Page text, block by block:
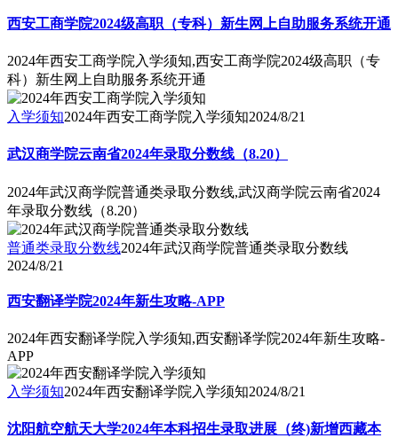
西安工商学院2024级高职（专科）新生网上自助服务系统开通
2024年西安工商学院入学须知,西安工商学院2024级高职（专
科）新生网上自助服务系统开通
入学须知2024年西安工商学院入学须知2024/8/21
武汉商学院云南省2024年录取分数线（8.20）
2024年武汉商学院普通类录取分数线,武汉商学院云南省2024
年录取分数线（8.20）
普通类录取分数线2024年武汉商学院普通类录取分数线
2024/8/21
西安翻译学院2024年新生攻略-APP
2024年西安翻译学院入学须知,西安翻译学院2024年新生攻略-
APP
入学须知2024年西安翻译学院入学须知2024/8/21
沈阳航空航天大学2024年本科招生录取进展（终)新增西藏本